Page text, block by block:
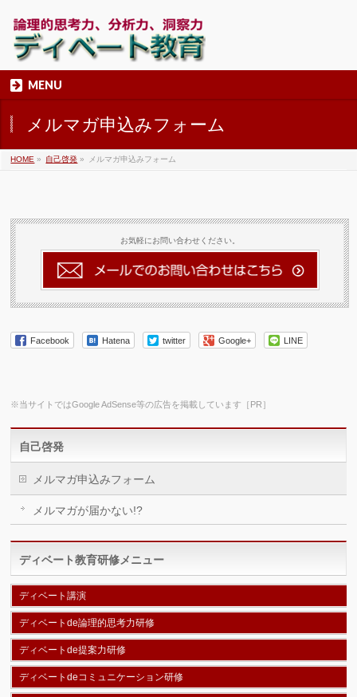
MENU
メルマガ申込みフォーム
HOME » 自己啓発 » メルマガ申込みフォーム
お気軽にお問い合わせください。
Facebook Hatena twitter Google+ LINE
※当サイトではGoogle AdSense等の広告を掲載しています［PR］
自己啓発
メルマガ申込みフォーム
メルマガが届かない!?
ディベート教育研修メニュー
ディベート講演
ディベートde論理的思考力研修
ディベートde提案力研修
ディベートdeコミュニケーション研修